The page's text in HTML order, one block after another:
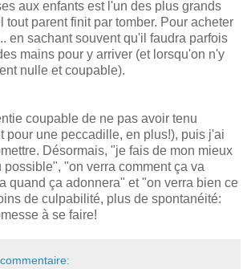
aux enfants est l'un des plus grands
tout parent finit par tomber. Pour acheter
en sachant souvent qu'il faudra parfois
mains pour y arriver (et lorsqu'on n'y
nulle et coupable).
coupable de ne pas avoir tenu
pour une peccadille, en plus!), puis j'ai
Désormais, "je fais de mon mieux
"on verra comment ça va
quand ça adonnera" et "on verra bien ce
de culpabilité, plus de spontanéité:
à se faire!